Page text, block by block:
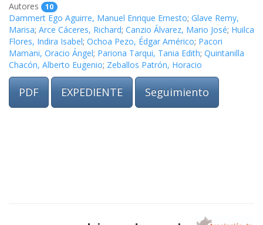
Autores 10
Dammert Ego Aguirre, Manuel Enrique Ernesto; Glave Remy,
Marisa; Arce Cáceres, Richard; Canzio Álvarez, Mario José; Huilca
Flores, Indira Isabel; Ochoa Pezo, Édgar Américo; Pacori
Mamani, Oracio Ángel; Pariona Tarqui, Tania Edith; Quintanilla
Chacón, Alberto Eugenio; Zeballos Patrón, Horacio
PDF EXPEDIENTE Seguimiento